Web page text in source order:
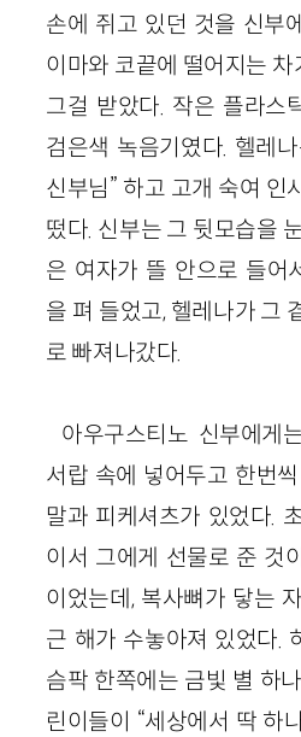
손에 쥐고 있던 것을 신부
이마와 코끝에 떨어지는
그걸 받았다. 작은 플라스
검은색 녹음기였다. 헬레
신부님” 하고 고개 숙여 인
떴다. 신부는 그 뒷모습을
은 여자가 뜰 안으로 들어
을 펴 들었고, 헬레나가 그
로 빠져나갔다.
아우구스티노 신부에게
서랍 속에 넣어두고 한번
말과 피케셔츠가 있었다.
이서 그에게 선물로 준 것
이었는데, 복사뼈가 닿는
근 해가 수놓아져 있었다.
슴팍 한쪽에는 금빛 별 하
린이들이 “세상에서 딱 하